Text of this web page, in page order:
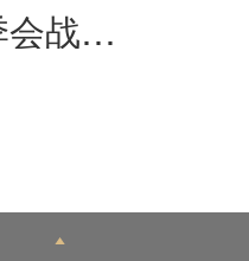
霍林郭勒市人民政府办公室关于印发《霍林郭勒市2025年招商引资 冬季会战实施方案》的通知